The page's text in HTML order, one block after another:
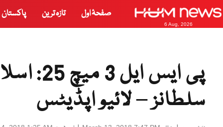
6 Aug, 2026
صفحۂ اول تازہ ترین پاکستان
پی ایس
سلطانز – لائیو اپڈیٹس